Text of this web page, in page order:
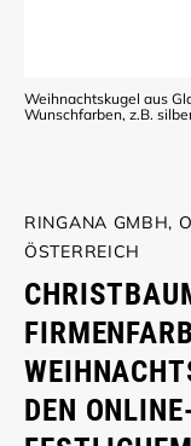
Weihnachtskugel aus
Wunschfarben, z.B.
RINGANA GMBH,
ÖSTERREICH
DEN